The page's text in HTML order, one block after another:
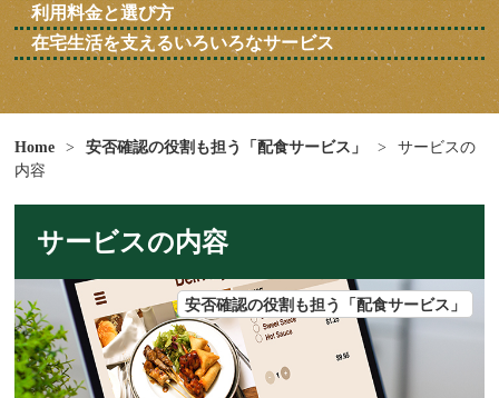
利用料金と選び方
在宅生活を支えるいろいろなサービス
Home > 安否確認の役割も担う「配食サービス」 >
サービスの
内容
サービスの内容
安否確認の役割も担う「配食サービス」